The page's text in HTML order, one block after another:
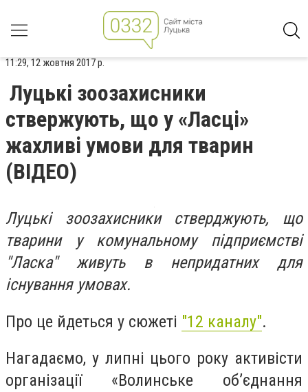
11:29, 12 жовтня 2017 р.
Луцькі зоозахисники
ствержують, що у «Ласці»
жахливі умови для тварин
(ВІДЕО)
Луцькі зоозахисники стверджують, що
тварини у комунальному підприємстві
"Ласка" живуть в непридатних для
існування умовах.
Про це йдеться у сюжеті "12 каналу".
Нагадаємо, у липні цього року активісти
організації «Волинське об’єднання